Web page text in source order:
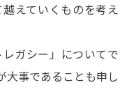
えていくものを考え
ガシー」についてで
大事であることも申し